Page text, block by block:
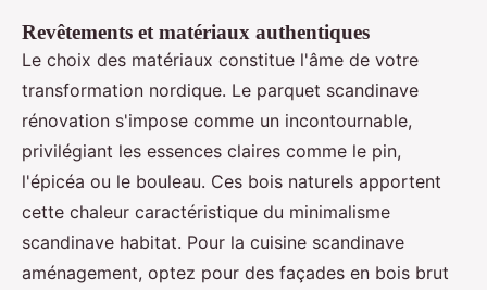
Revêtements et matériaux authentiques
Le choix des matériaux constitue l'âme de votre
transformation nordique. Le parquet scandinave
rénovation s'impose comme un incontournable,
privilégiant les essences claires comme le pin,
l'épicéa ou le bouleau. Ces bois naturels apportent
cette chaleur caractéristique du minimalisme
scandinave habitat. Pour la cuisine scandinave
aménagement, optez pour des façades en bois brut